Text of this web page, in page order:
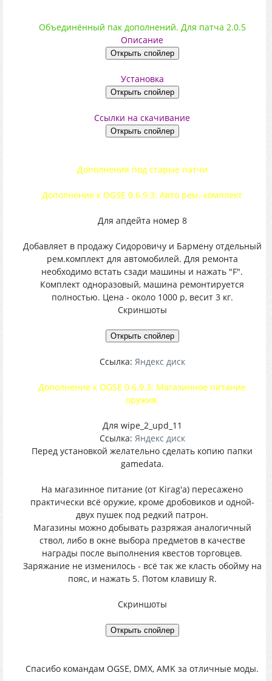
Объединённый пак дополнений. Для патча 2.0.5
Описание
Установка
Ссылки на скачивание
Дополнения под старые патчи
Дополнение к OGSE 0.6.9.3: Авто рем.-комплект
Для апдейта номер 8
Добавляет в продажу Сидоровичу и Бармену отдельный
рем.комплект для автомобилей. Для ремонта
необходимо встать сзади машины и нажать "F".
Комплект одноразовый, машина ремонтируется
полностью. Цена - около 1000 р, весит 3 кг.
Скриншоты
Ссылка: Яндекс диск
Дополнение к OGSE 0.6.9.3: Магазинное питание
оружия.
Для wipe_2_upd_11
Ссылка: Яндекс диск
Перед установкой желательно сделать копию папки
gamedata.
На магазинное питание (от Kirag'a) пересажено
практически всё оружие, кроме дробовиков и одной-
двух пушек под редкий патрон.
Магазины можно добывать разряжая аналогичный
ствол, либо в окне выбора предметов в качестве
награды после выполнения квестов торговцев.
Заряжание не изменилось - всё так же класть обойму на
пояс, и нажать 5. Потом клавишу R.
Скриншоты
Спасибо командам OGSE, DMX, AMK за отличные моды.